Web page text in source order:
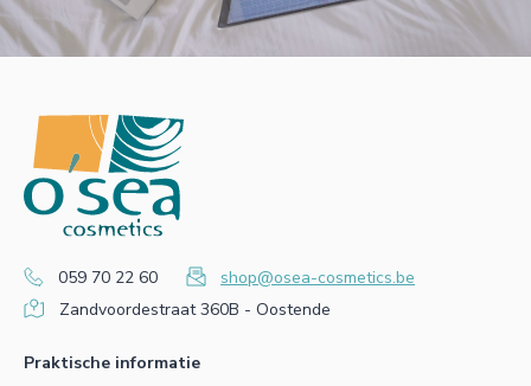
059 70 22 60
shop@osea-cosmetics.be
Zandvoordestraat 360B - Oostende
Praktische informatie